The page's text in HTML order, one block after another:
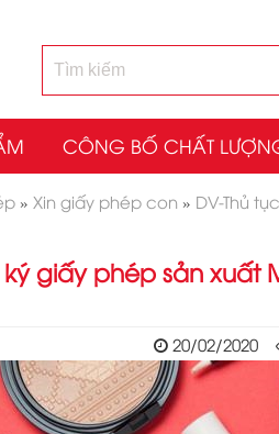
CÔNG BỐ CHẤT
» Xin giấy phép con » DV-Thủ
ký giấy phép sản xuất
20/02/2020